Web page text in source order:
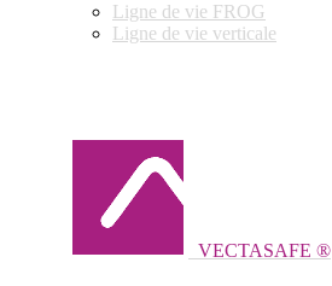
Ligne de vie FROG
Ligne de vie verticale
VECTASAFE ®